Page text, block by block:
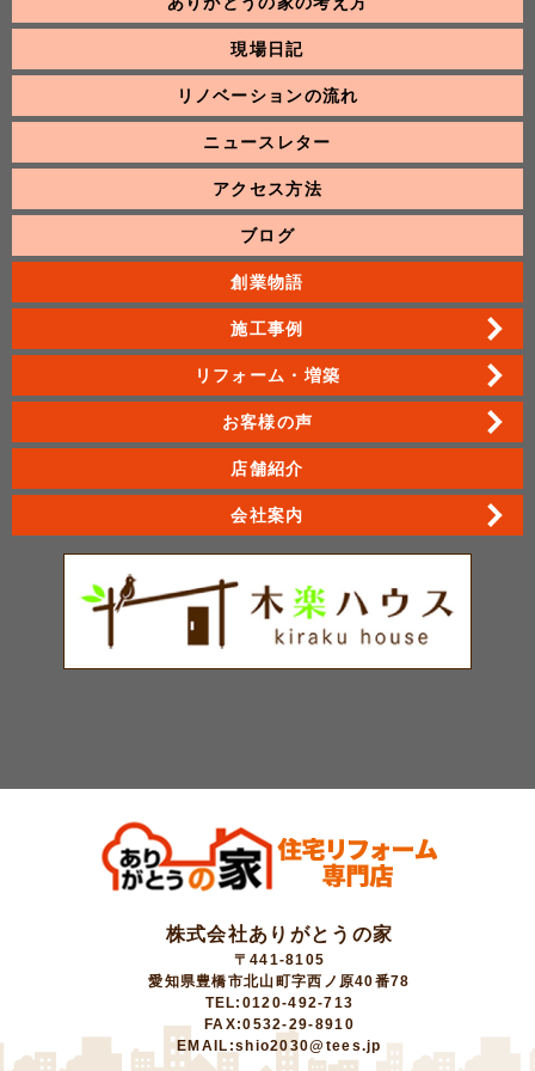
現場日記
リノベーションの流れ
ニュースレター
アクセス方法
ブログ
創業物語
施工事例
リフォーム・増築
お客様の声
店舗紹介
会社案内
株式会社ありがとうの家
〒441-8105
愛知県豊橋市北山町字西ノ原40番78
TEL:0120-492-713
FAX:0532-29-8910
EMAIL:shio2030@tees.jp